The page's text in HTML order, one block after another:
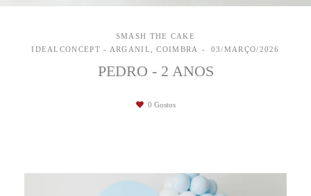
SMASH THE CAKE
IDEALCONCEPT - ARGANIL, COIMBRA
03/MARÇO/2026
PEDRO - 2 ANOS
0 Gostos